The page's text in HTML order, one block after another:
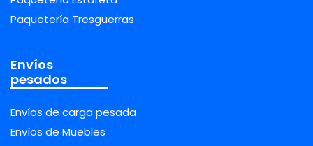
Paquetería Tresguerras
Envíos
pesados
Envíos de carga pesada
Envíos de Muebles